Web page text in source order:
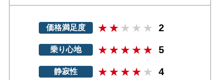
価格満足度 2
乗り心地 5
静寂性 4